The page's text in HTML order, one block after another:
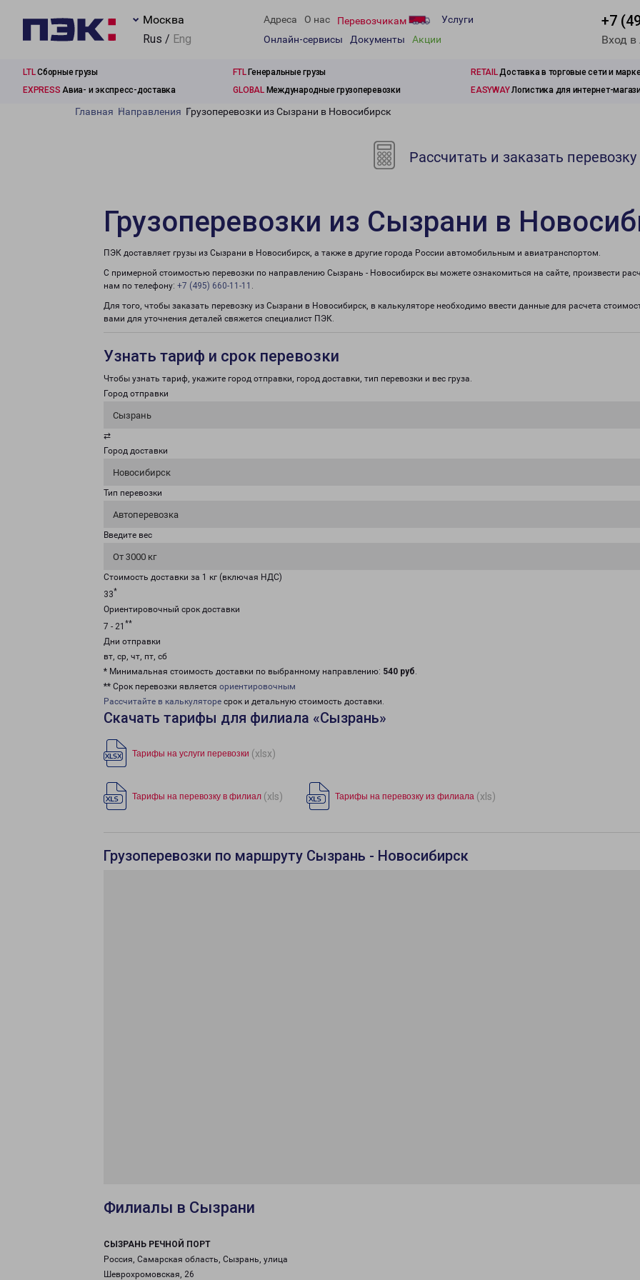
Москва
Rus / Eng
Адреса О нас Перевозчикам
Услуги
Онлайн-сервисы
Документы Акции
+7
Вход
LTLСборные грузы FTLГенеральные грузы RETAILДоставка в торговые сети и
EXPRESS Авиа- и экспресс-доставка GLOBALМеждународные грузоперевозки EASYWAYЛогистика для интернет-
Главная Направления Грузоперевозки из Сызрани в Новосибирск
Рассчитать и заказать перевозку
Грузоперевозки из Сызрани в
ПЭК доставляет грузы из Сызрани в Новосибирск, а также в другие города России автомобильным и авиатранспортом.
С примерной стоимостью перевозки по направлению Сызрань - Новосибирск вы можете ознакомиться на сайте, произвести
нам по телефону: +7 (495) 660-11-11 .
Для того, чтобы заказать перевозку из Сызрани в Новосибирск, в калькуляторе необходимо ввести данные для расчета
вами для уточнения деталей свяжется специалист ПЭК.
Узнать тариф и срок перевозки
Чтобы узнать тариф, укажите город отправки, город доставки, тип перевозки и вес груза.
Город отправки
Сызрань
⇄
Город доставки
Новосибирск
Тип перевозки
Автоперевозка
Введите вес
От 3000 кг
Стоимость доставки за 1 кг (включая НДС)
33*
Ориентировочный срок доставки
7 - 21 **
Дни отправки
вт, ср, чт, пт, сб
* Минимальная стоимость доставки по выбранному направлению: 540 руб.
** Срок перевозки является ориентировочным
Рассчитайте в калькуляторе срок и детальную стоимость доставки.
Скачать тарифы для филиала «Сызрань»
Тарифы на услуги перевозки (xlsx)
Тарифы на перевозку в филиал (xls) Тарифы на перевозку из филиала (xls)
Грузоперевозки по маршруту Сызрань - Новосибирск
Филиалы в Сызрани
СЫЗРАНЬ РЕЧНОЙ ПОРТ
Россия, Самарская область, Сызрань, улица
Шеврохромовская, 26